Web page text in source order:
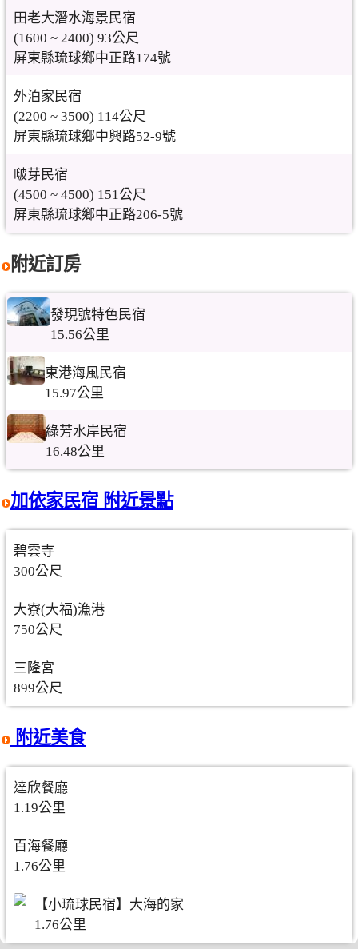
田老大潛水海景民宿
(1600 ~ 2400) 93公尺
屏東縣琉球鄉中正路174號
外泊家民宿
(2200 ~ 3500) 114公尺
屏東縣琉球鄉中興路52-9號
啵芽民宿
(4500 ~ 4500) 151公尺
屏東縣琉球鄉中正路206-5號
附近訂房
發現號特色民宿
15.56公里
東港海風民宿
15.97公里
綠芳水岸民宿
16.48公里
加依家民宿 附近景點
碧雲寺
300公尺
大寮(大福)漁港
750公尺
三隆宮
899公尺
附近美食
達欣餐廳
1.19公里
百海餐廳
1.76公里
【小琉球民宿】大海的家
1.76公里